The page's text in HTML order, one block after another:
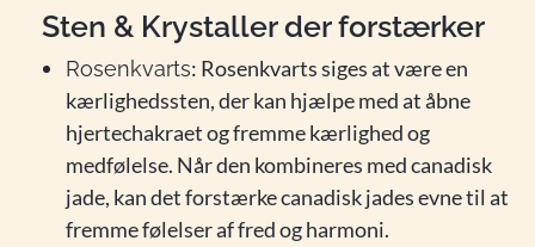
Sten & Krystaller der forstærker
Rosenkvarts: Rosenkvarts siges at være en
kærlighedssten, der kan hjælpe med at åbne
hjertechakraet og fremme kærlighed og
medfølelse. Når den kombineres med canadisk
jade, kan det forstærke canadisk jades evne til at
fremme følelser af fred og harmoni.